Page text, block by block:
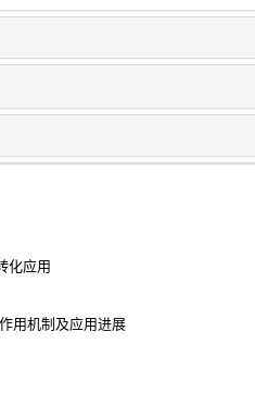
化应用
用机制及应用进展